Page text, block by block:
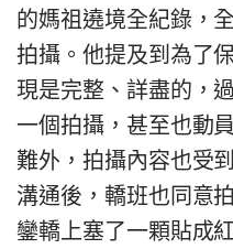
的媽祖遶境全紀錄，
拍攝。他提及到為了
現是完整、詳盡的，
一個拍攝，甚至也動
難外，拍攝內容也受
溝通後，轎班也同意
鑾轎上塞了一顆貼成